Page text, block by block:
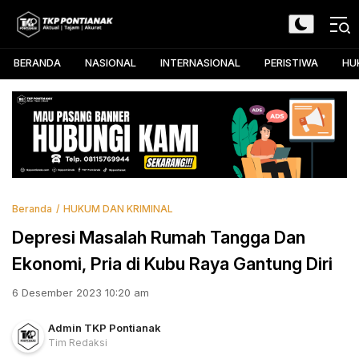
TKP Pontianak
Aktual, Tajam, dan Akurat
BERANDA NASIONAL INTERNASIONAL PERISTIWA
Beranda HUKUM DAN KRIMINAL
Depresi Masalah Rumah Tangga Dan
Ekonomi, Pria di Kubu Raya Gantung Diri
6 Desember 2023 10:20 am
Admin TKP Pontianak
Tim Redaksi